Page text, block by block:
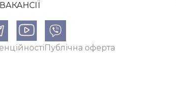
ВАКАНСІЇ
Публічна оферта